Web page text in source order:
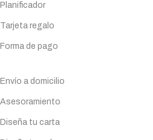
Planificador
Tarjeta regalo
Forma de pago
Envío a domicilio
Asesoramiento
Diseña tu carta